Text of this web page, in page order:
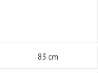
83 cm